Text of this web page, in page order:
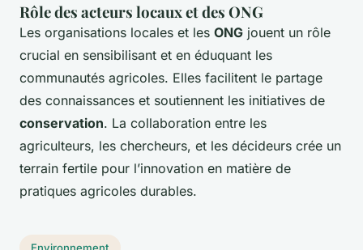
Rôle des acteurs locaux et des ONG
Les organisations locales et les ONG jouent un rôle
crucial en sensibilisant et en éduquant les
communautés agricoles. Elles facilitent le partage
des connaissances et soutiennent les initiatives de
conservation. La collaboration entre les
agriculteurs, les chercheurs, et les décideurs crée un
terrain fertile pour l’innovation en matière de
pratiques agricoles durables.